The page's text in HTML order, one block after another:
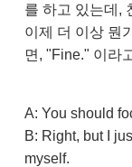
를 하고 있는데,
이제 더 이상 뭔
면, "Fine." 이라
A: You should
B: Right, but I
myself.